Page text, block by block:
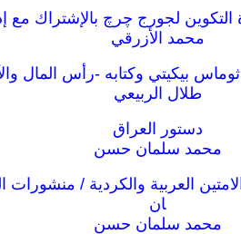
لجورج چرچ بالإشتراك مع
محمد الأزرقي
بيكيتي وكتابه -رأس المال
طلال الربيعي
دستور العراق
محمد سلمان حسن
العربية والكردية /
ان
محمد سلمان حسن